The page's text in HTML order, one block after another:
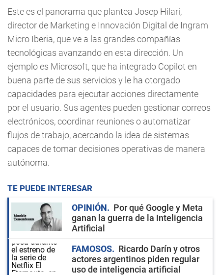
Este es el panorama que plantea Josep Hilari,
director de Marketing e Innovación Digital de Ingram
Micro Iberia, que ve a las grandes compañías
tecnológicas avanzando en esta dirección. Un
ejemplo es Microsoft, que ha integrado Copilot en
buena parte de sus servicios y le ha otorgado
capacidades para ejecutar acciones directamente
por el usuario. Sus agentes pueden gestionar correos
electrónicos, coordinar reuniones o automatizar
flujos de trabajo, acercando la idea de sistemas
capaces de tomar decisiones operativas de manera
autónoma.
TE PUEDE INTERESAR
OPINIÓN
Por qué Google y Meta
ganan la guerra de la Inteligencia
Artificial
FAMOSOS
Ricardo Darín y otros
actores argentinos piden regular
uso de inteligencia artificial